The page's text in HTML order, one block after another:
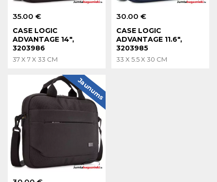
35.00 €
CASE LOGIC
ADVANTAGE 14",
3203986
37 X 7 X 33 CM
30.00 €
CASE LOGIC
ADVANTAGE 11.6",
3203985
33 X 5.5 X 30 CM
Jaunums